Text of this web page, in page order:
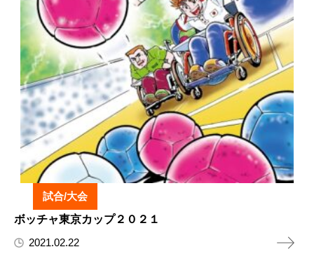
試合/大会
ボッチャ東京カップ２０２１
2021.02.22